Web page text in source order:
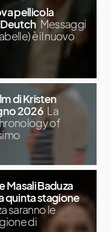
pellicola
Messaggi
è il nuovo
di Kristen
2026 La
of
Masali Baduza
quinta stagione
saranno le
di